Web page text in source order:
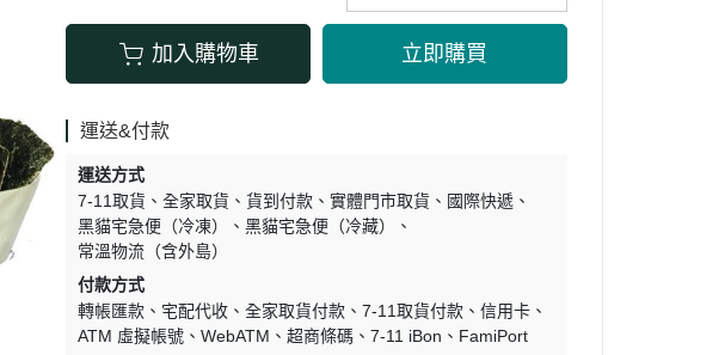
加入購物車 立即購買
運送&付款
運送方式
7-11取貨
全家取貨 貨到付款 實體門市取貨
國際快遞
黑貓宅急便（冷凍）
黑貓宅急便（冷藏）
常溫物流（含外島）
付款方式
轉帳匯款
宅配代收 全家取貨付款 7-11取貨付款
信用卡
ATM 虛擬帳號
WebATM 超商條碼 7-11 iBon FamiPort